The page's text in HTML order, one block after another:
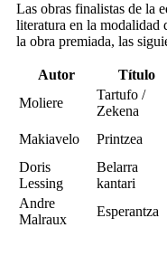
Las obras finalistas de la
literatura en la modalidad
la obra premiada, las
Autor Título
Moliere
Tartufo /
Zekena
Makiavelo
Printzea
Doris
Lessing
Belarra
kantari
Andre
Malraux
Esperantza